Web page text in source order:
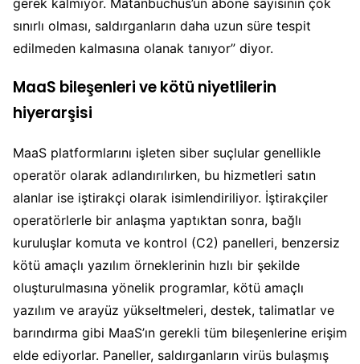
gerek kalmıyor. Matanbuchus’un abone sayısının çok
sınırlı olması, saldırganların daha uzun süre tespit
edilmeden kalmasına olanak tanıyor” diyor.
MaaS bileşenleri ve kötü niyetlilerin
hiyerarşisi
MaaS platformlarını işleten siber suçlular genellikle
operatör olarak adlandırılırken, bu hizmetleri satın
alanlar ise iştirakçi olarak isimlendiriliyor. İştirakçiler
operatörlerle bir anlaşma yaptıktan sonra, bağlı
kuruluşlar komuta ve kontrol (C2) panelleri, benzersiz
kötü amaçlı yazılım örneklerinin hızlı bir şekilde
oluşturulmasına yönelik programlar, kötü amaçlı
yazılım ve arayüz yükseltmeleri, destek, talimatlar ve
barındırma gibi MaaS’ın gerekli tüm bileşenlerine erişim
elde ediyorlar. Paneller, saldırganların virüs bulaşmış